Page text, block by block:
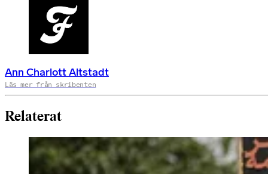
Ann Charlott Altstadt
Läs mer från skribenten
Relaterat